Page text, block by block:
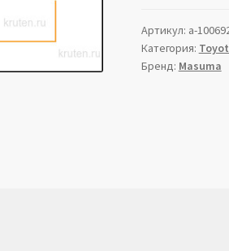
Артикул: a-
Категория:
Бренд: Masuma